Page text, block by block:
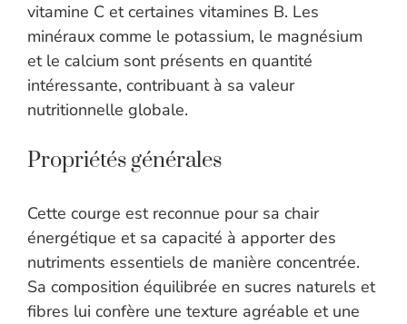
vitamine C et certaines vitamines B. Les
minéraux comme le potassium, le magnésium
et le calcium sont présents en quantité
intéressante, contribuant à sa valeur
nutritionnelle globale.
Propriétés générales
Cette courge est reconnue pour sa chair
énergétique et sa capacité à apporter des
nutriments essentiels de manière concentrée.
Sa composition équilibrée en sucres naturels et
fibres lui confère une texture agréable et une